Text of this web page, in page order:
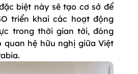
biệt này sẽ tạo cơ sở để
triển khai các hoạt động
trong thời gian tới, đóng
quan hệ hữu nghị giữa Việt